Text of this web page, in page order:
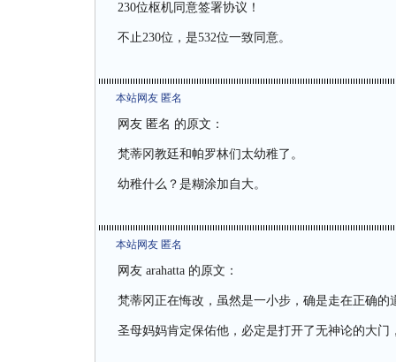
230位枢机同意签署协议！
不止230位，是532位一致同意。
本站网友 匿名
网友 匿名 的原文：
梵蒂冈教廷和帕罗林们太幼稚了。
幼稚什么？是糊涂加自大。
本站网友 匿名
网友 arahatta的原文：
梵蒂冈正在悔改，虽然是一小步，确是走在正确的
圣母妈妈肯定保佑他，必定是打开了无神论的大门